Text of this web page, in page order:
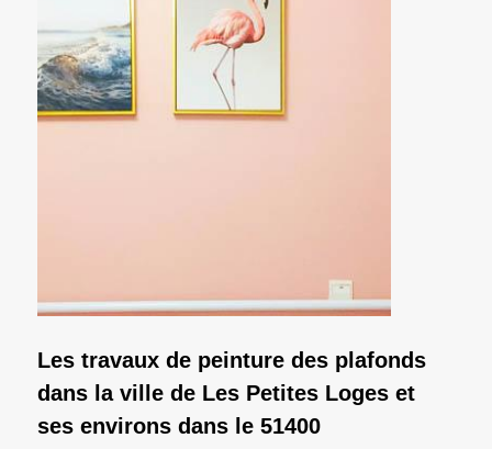
Les travaux de peinture des plafonds
dans la ville de Les Petites Loges et
ses environs dans le 51400